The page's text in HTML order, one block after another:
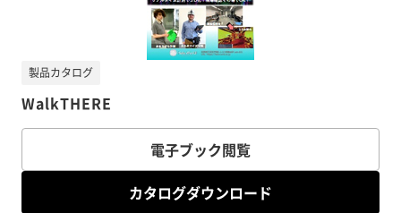
WalkTHERE
製品カタログ
電子ブック閲覧
カタログダウンロード